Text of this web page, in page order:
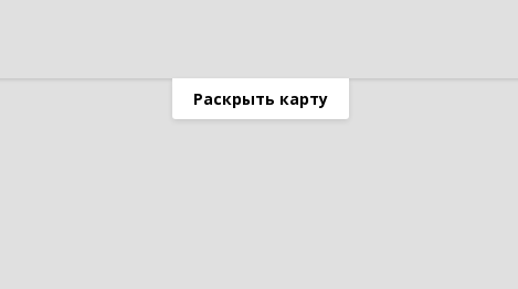
Раскрыть карту